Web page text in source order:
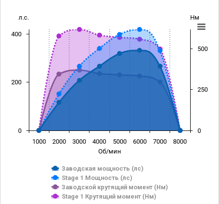
Об/мин
л.с. Нм
Заводская мощность (лс)
Stage 1 Мощность (лс)
Заводской крутящий момент (Нм)
Stage 1 Крутящий момент (Нм)
1000 2000 3000 4000 5000 6000 7000 8000
0
200
400
0
250
500